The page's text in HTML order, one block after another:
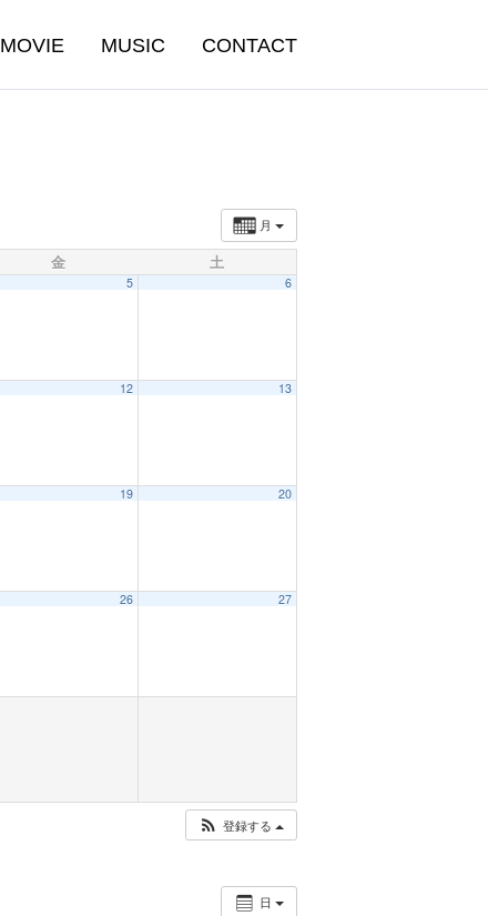
MOVIE MUSIC CONTACT
月
金 土
5 6
12 13
19 20
26 27
登録する
日